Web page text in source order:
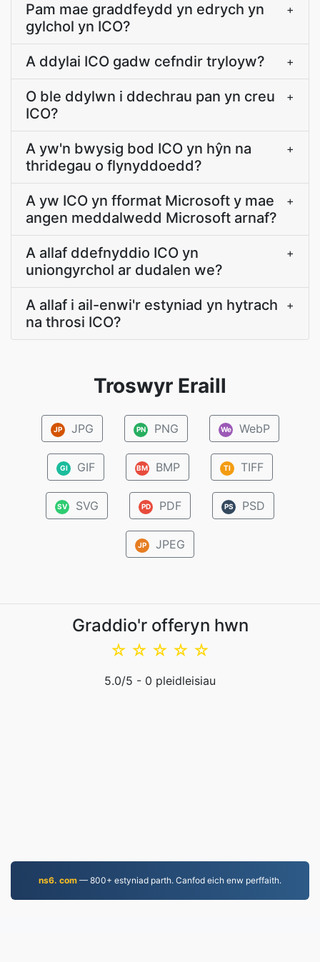
Pam mae graddfeydd yn edrych yn
gylchol yn ICO?
+
A ddylai ICO gadw cefndir tryloyw? +
O ble ddylwn i ddechrau pan yn creu
ICO?
+
A yw'n bwysig bod ICO yn hŷn na
thridegau o flynyddoedd?
+
A yw ICO yn fformat Microsoft y mae
angen meddalwedd Microsoft arnaf?
+
A allaf ddefnyddio ICO yn
uniongyrchol ar dudalen we?
+
A allaf i ail-enwi'r estyniad yn hytrach
na throsi ICO?
+
Troswyr Eraill
JP JPG PN PNG We WebP
GI GIF BM BMP TI TIFF
SV SVG PD PDF PS PSD
JP JPEG
Graddio'r offeryn hwn
☆
☆
☆
☆
☆
5.0/5 - 0 pleidleisiau
ns6. com — 800+ estyniad parth. Canfod eich enw perffaith.